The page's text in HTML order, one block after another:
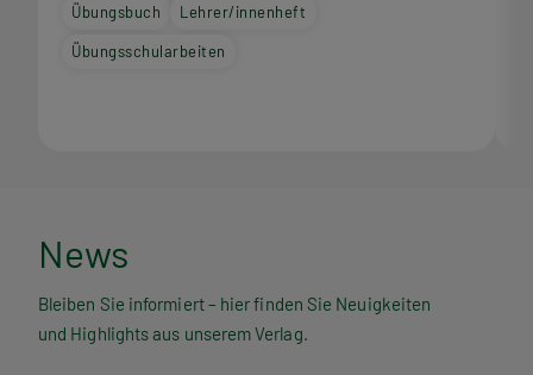
Übungsbuch Lehrer/innenheft
Übungsschularbeiten
N
e
w
News
Bleiben Sie informiert – hier finden Sie Neuigkeiten
und Highlights aus unserem Verlag.